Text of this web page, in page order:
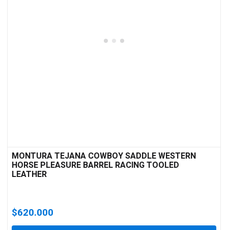
MONTURA TEJANA COWBOY SADDLE WESTERN
HORSE PLEASURE BARREL RACING TOOLED
LEATHER
$620.000